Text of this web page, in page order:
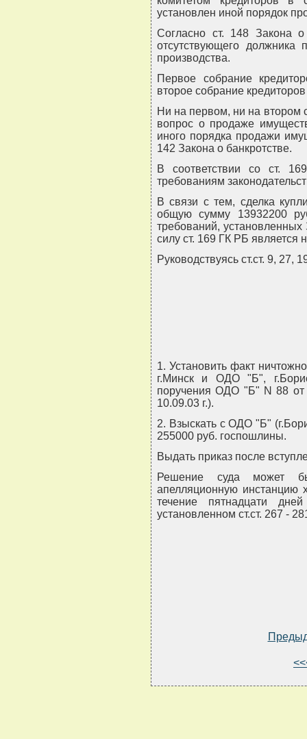
установлен иной порядок
Согласно ст. 148 Закона о
отсутствующего должника
производства.
Первое собрание
второе собрание
Ни на первом, ни на втором
вопрос о продаже
иного порядка продажи
142 Закона о банкротстве.
В соответствии со ст.
требованиям
В связи с тем, сделка
общую сумму 13932200
требований,
силу ст. 169 ГК РБ является
Руководствуясь ст.ст. 9, 27,
1. Установить факт
г.Минск и ОДО "Б",
поручения ОДО "Б" N 88 от
10.09.03 г.).
2. Взыскать с ОДО "Б"
255000 руб. госпошлины.
Выдать приказ после
Решение суда может
апелляционную инстанцию
течение пятнадцати
установленном ст.ст. 267 -